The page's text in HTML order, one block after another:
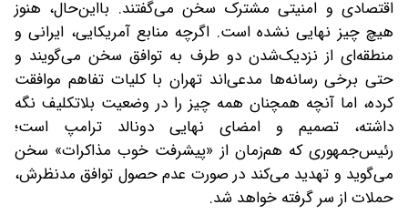
اقتصادی و امنیتی مشترک سخن می‌گفتند. با‌این‌حال، هنوز
هیچ چیز نهایی نشده است. اگرچه منابع آمریکایی، ایرانی و
منطقه‌ای از نزدیک‌شدن دو طرف به توافق سخن می‌گویند و
حتی برخی رسانه‌ها مدعی‌اند تهران با کلیات تفاهم موافقت
کرده، اما آنچه همچنان همه‌ چیز را در وضعیت بلاتکلیف نگه
داشته، تصمیم و امضای نهایی دونالد ترامپ است؛
رئیس‌جمهوری که هم‌زمان از «پیشرفت خوب مذاکرات» سخن
می‌گوید و تهدید می‌کند در صورت عدم حصول توافق مدنظرش،
حملات از سر گرفته خواهد شد.